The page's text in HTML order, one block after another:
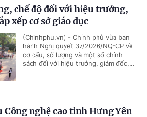
chế độ đối với hiệu trưởng,
xếp cơ sở giáo dục
(Chinhphu.vn) - Chính phủ vừa ban
hành Nghị quyết 37/2026/NQ-CP về
cơ cấu, số lượng và một số chính
sách đối với hiệu trưởng, giám đốc,...
Công nghệ cao tỉnh Hưng Yên